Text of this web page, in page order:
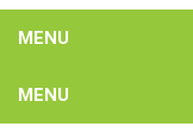
MENU
MENU